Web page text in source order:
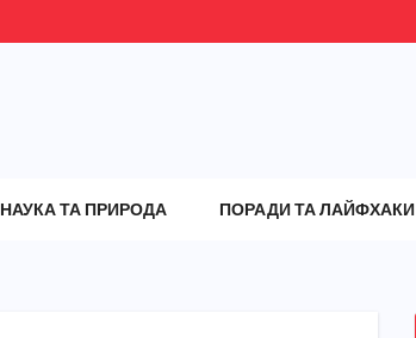
НАУКА ТА ПРИРОДА ПОРАДИ ТА ЛАЙФХАКИ